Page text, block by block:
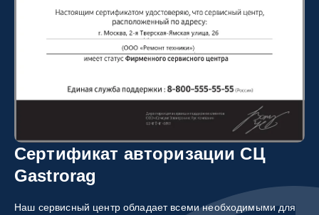
Сертификат авторизации СЦ
Gastrorag
Наш сервисный центр обладает всеми необходимыми для